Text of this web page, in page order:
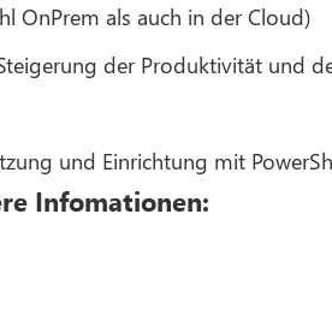
OnPrem als auch in der Cloud)
der Produktivität und
und Einrichtung mit
Infomationen: